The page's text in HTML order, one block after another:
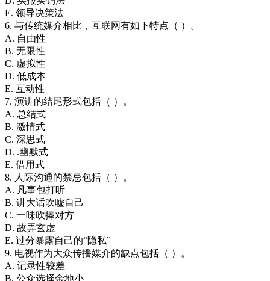
E. 领导决策法
6. 与传统媒介相比，互联网有如下特点（ ）。
A. 自由性
B. 无限性
C. 虚拟性
D. 低成本
E. 互动性
7. 演讲的结尾形式包括（ ）。
A. 总结式
B. 激情式
C. 深思式
D. .幽默式
E. 借用式
8. 人际沟通的禁忌包括（ ）。
A. 凡事包打听
B. 讲大话吹嘘自己
C. 一味吹捧对方
D. 故弄玄虚
E. 过分暴露自己的“隐私”
9. 电视作为大众传播媒介的缺点包括（ ）。
A. 记录性较差
B. 公众选择余地小